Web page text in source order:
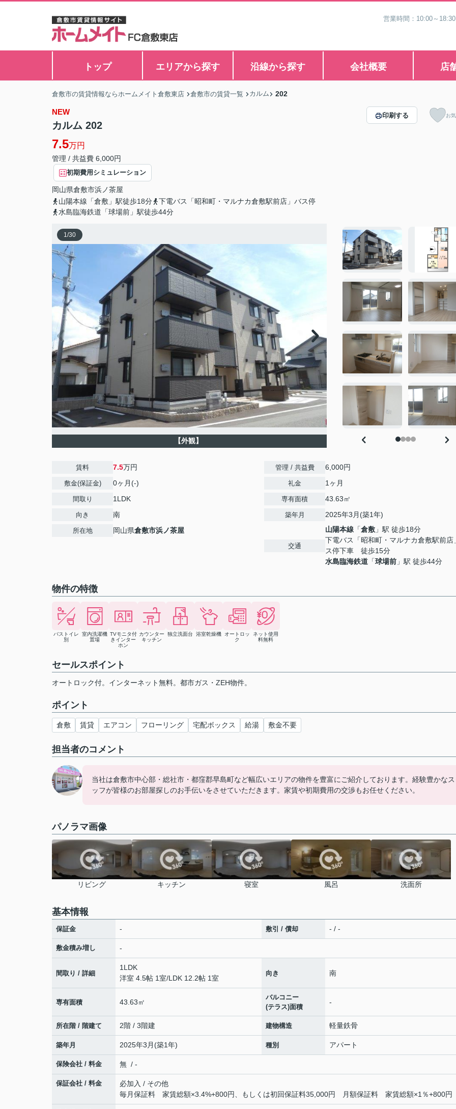
営業時間：10:00～
トップ エリアから探す 沿線から探す 会社概要 店
倉敷市の賃貸情報ならホームメイト倉敷東店 倉敷市の賃貸一覧 カルム 202
NEW
カルム 202
7.5万円
管理 / 共益費 6,000円
初期費用シミュレーション
岡山県倉敷市浜ノ茶屋
山陽本線「倉敷」駅徒歩18分
下電バス「昭和町・マルナカ倉敷駅前店」バス停
水島臨海鉄道「球場前」駅徒歩44分
印刷する お
1/30
【外観】
賃料 7.5万円
敷金(保証金) 0ヶ月(-)
間取り 1LDK
向き 南
所在地 岡山県倉敷市浜ノ茶屋
管理 / 共益費 6,000円
礼金 1ヶ月
専有面積 43.63㎡
築年月 2025年3月(築1年)
交通
山陽本線 「倉敷 」駅 徒歩18分
下電バス「昭和町・マルナカ倉敷駅前店
ス停下車 徒歩15分
水島臨海鉄道 「球場前 」駅 徒歩44分
物件の特徴
バストイレ
別
室内洗濯機
置場
TVモニタ付
きインター
ホン
カウンター
キッチン
独立洗面台 浴室乾燥機
オートロッ
ク
ネット使用
料無料
セールスポイント
オートロック付。インターネット無料。都市ガス・ZEH物件。
ポイント
倉敷 賃貸 エアコン フローリング 宅配ボックス 給湯 敷金不要
担当者のコメント
当社は倉敷市中心部・総社市・都窪郡早島町など幅広いエリアの物件を豊富にご紹介しております。経験豊かな
ッフが皆様のお部屋探しのお手伝いをさせていただきます。家賃や初期費用の交渉もお任せください。
パノラマ画像
リビング キッチン 寝室 風呂 洗面所
基本情報
保証金 - 敷引 / 償却 - / -
敷金積み増し -
間取り / 詳細
1LDK
洋室 4.5帖 1室/LDK 12.2帖 1室
向き 南
専有面積 43.63㎡
バルコニー
(テラス)面積
-
所在階 / 階建て 2階 / 3階建 建物構造 軽量鉄骨
築年月 2025年3月(築1年) 種別 アパート
保険会社 / 料金 無 / -
保証会社 / 料金
必加入 / その他
毎月保証料 家賃総額×3.4%+800円、もしくは初回保証料35,000円 月額保証料 家賃総額×1％+800円